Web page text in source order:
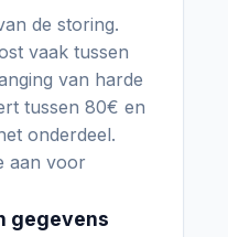
de storing.
vaak tussen
van harde
tussen 80€ en
onderdeel.
aan voor
gegevens